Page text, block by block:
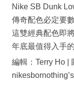
Nike SB Dunk
傳奇配色必定要
這雙經典配色即
年底最值得入手
編輯：Terry Ho |